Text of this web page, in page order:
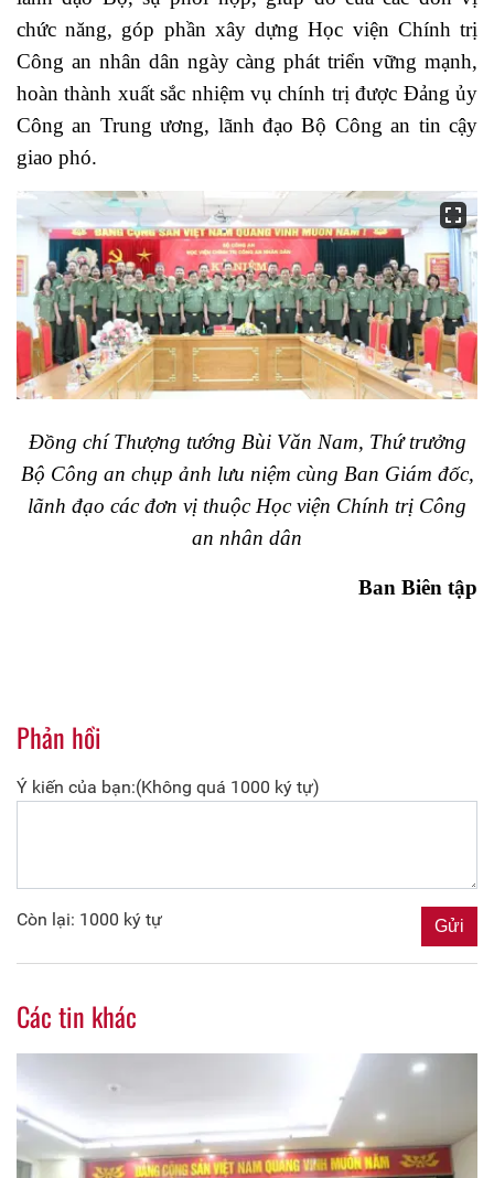
chức năng, góp phần xây dựng Học viện Chính trị
Công an nhân dân ngày càng phát triển vững mạnh,
hoàn thành xuất sắc nhiệm vụ chính trị được Đảng ủy
Công an Trung ương, lãnh đạo Bộ Công an tin cậy
giao phó.
Đồng chí Thượng tướng Bùi Văn Nam, Thứ trưởng
Bộ Công an chụp ảnh lưu niệm cùng Ban Giám đốc,
lãnh đạo các đơn vị thuộc Học viện Chính trị Công
an nhân dân
Ban Biên tập
Phản hồi
Ý kiến của bạn:(Không quá 1000 ký tự)
Còn lại: 1000 ký tự
Các tin khác